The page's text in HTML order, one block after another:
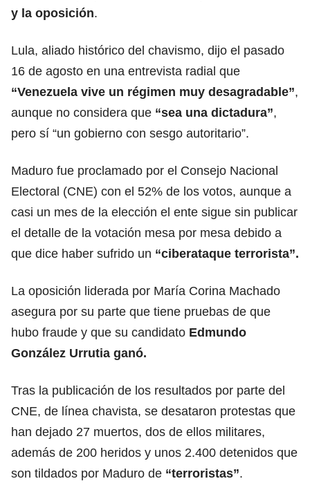
y la oposición.
Lula, aliado histórico del chavismo, dijo el pasado
16 de agosto en una entrevista radial que
“Venezuela vive un régimen muy desagradable”,
aunque no considera que “sea una dictadura”,
pero sí “un gobierno con sesgo autoritario”.
Maduro fue proclamado por el Consejo Nacional
Electoral (CNE) con el 52% de los votos, aunque a
casi un mes de la elección el ente sigue sin publicar
el detalle de la votación mesa por mesa debido a
que dice haber sufrido un “ciberataque terrorista”.
La oposición liderada por María Corina Machado
asegura por su parte que tiene pruebas de que
hubo fraude y que su candidato Edmundo
González Urrutia ganó.
Tras la publicación de los resultados por parte del
CNE, de línea chavista, se desataron protestas que
han dejado 27 muertos, dos de ellos militares,
además de 200 heridos y unos 2.400 detenidos que
son tildados por Maduro de “terroristas”.